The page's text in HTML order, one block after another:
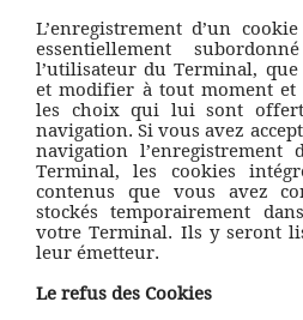
L’enregistrement d’un
essentiellement
l’utilisateur du Terminal,
et modifier à tout moment et
les choix qui lui sont
navigation. Si vous avez
navigation l’enregistrement
Terminal, les cookies
contenus que vous avez
stockés temporairement
votre Terminal. Ils y seront
leur émetteur.
Le refus des Cookies